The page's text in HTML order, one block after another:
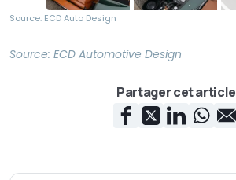
Source: ECD Auto Design
Source: ECD Automotive Design
Partager cet article